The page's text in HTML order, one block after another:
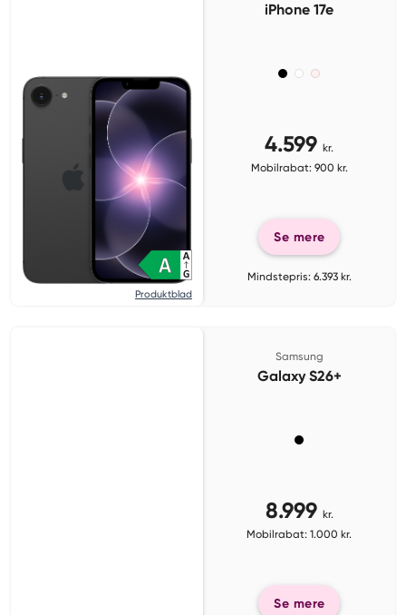
Produktblad
iPhone 17e
4.599 kr.
Mobilrabat: 900 kr.
Se mere
Mindstepris: 6.393 kr.
Samsung
Galaxy S26+
8.999 kr.
Mobilrabat: 1.000 kr.
Se mere